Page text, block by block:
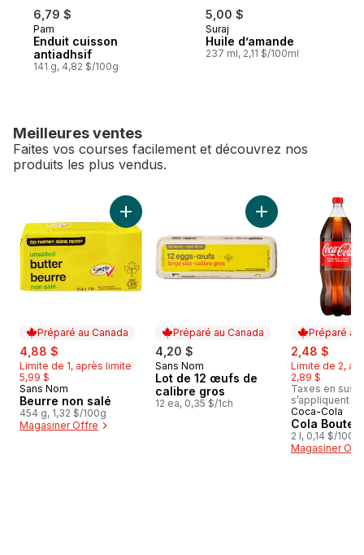
6,79 $
Pam
Enduit cuisson
antiadhsif
141 g, 4,82 $/100g
5,00 $
Suraj
Huile d’amande
237 ml, 2,11 $/100ml
Meilleures ventes
Faites vos courses facilement et découvrez nos
produits les plus vendus.
sauter Meilleures ventes
Préparé au Canada
sale:
4,88 $
Limite de 1, après limite
5,99 $
Préparé au Canada
Sans Nom
Beurre non salé
454 g, 1,32 $/100g
Magasiner Offre
Ajouter Beurre non salé au panier
Préparé au Canada
4,20 $
Préparé au Canada
Sans Nom
Lot de 12 œufs de
calibre gros
12 ea, 0,35 $/1ch
Ajouter Lot de 12
Préparé au
sale:
2,48 $
Limite de 2,
2,89 $
Taxes en sus,
s’appliquent
Préparé au
Coca-Cola
Cola
2 l, 0,14 $/
Magasiner